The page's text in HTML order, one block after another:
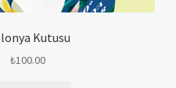
Kutusu
₺100.00